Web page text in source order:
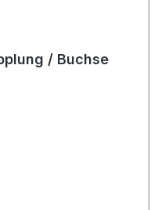
/ Buchse